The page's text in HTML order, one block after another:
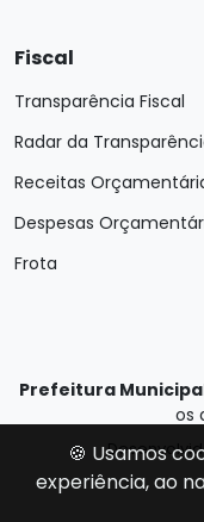
Fiscal
Transparência Fiscal
Radar da
Receitas
Despesas
Frota
Prefeitura
os
🍪 Usamos
experiência, ao